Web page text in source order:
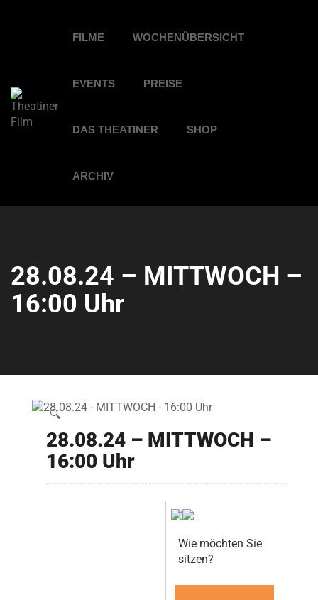
FILME WOCHENÜBERSICHT
EVENTS PREISE
DAS THEATINER SHOP
ARCHIV
28.08.24 – MITTWOCH –
16:00 Uhr
🔍
28.08.24 – MITTWOCH –
16:00 Uhr
Wie möchten Sie
sitzen?